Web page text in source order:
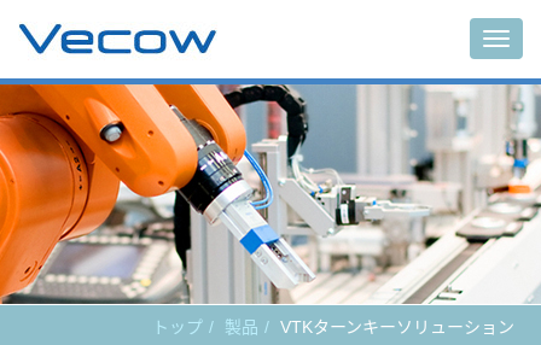
トップ 製品 VTKターンキーソリューション